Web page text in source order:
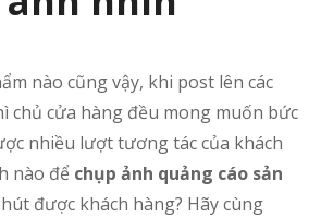
nào cũng vậy, khi post lên các
chủ cửa hàng đều mong muốn bức
nhiều lượt tương tác của khách
nào để chụp ảnh quảng cáo sản
được khách hàng? Hãy cùng